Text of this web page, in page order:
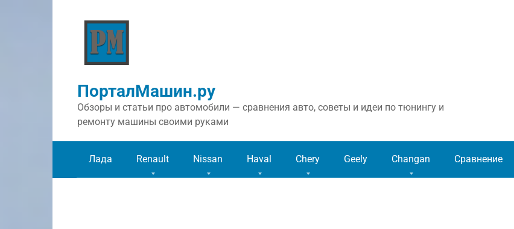
ПорталМашин.ру
Обзоры и статьи про автомобили — сравнения авто, советы и идеи по тюнингу и
ремонту машины своими руками
Лада Renault Nissan Haval Chery Geely Changan Сравнение